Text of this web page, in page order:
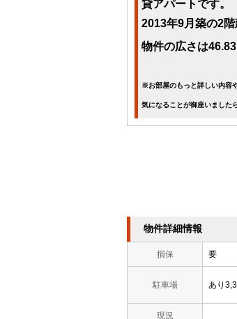
貸アパートです。
2013年9月築の2
物件の広さは
※お部屋のもっと詳しい内容
気になることが御座いました
物件詳細情報
損保 要
駐車場 あり
現況